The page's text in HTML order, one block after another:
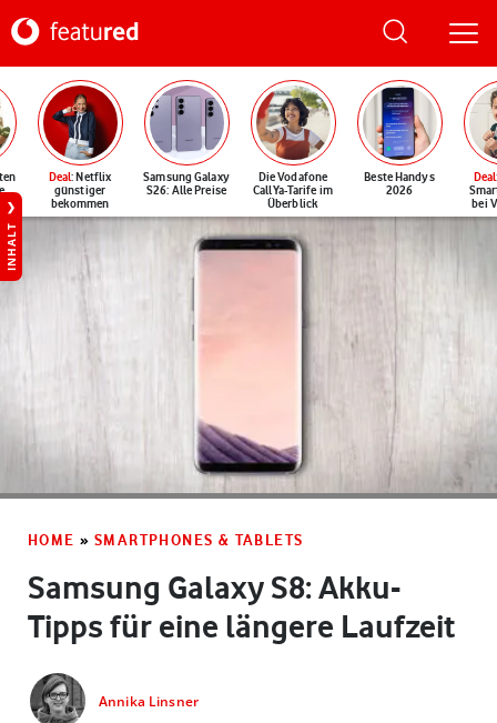
Deal: Netflix
günstiger
bekommen
Samsung Galaxy
S26: Alle Preise
Die Vodafone
CallYa-Tarife im
Überblick
Beste Handys
2026
Deal
bei
INHALT
HOME » SMARTPHONES & TABLETS
Samsung Galaxy S8: Akku-
Tipps für eine längere Laufzeit
Annika Linsner